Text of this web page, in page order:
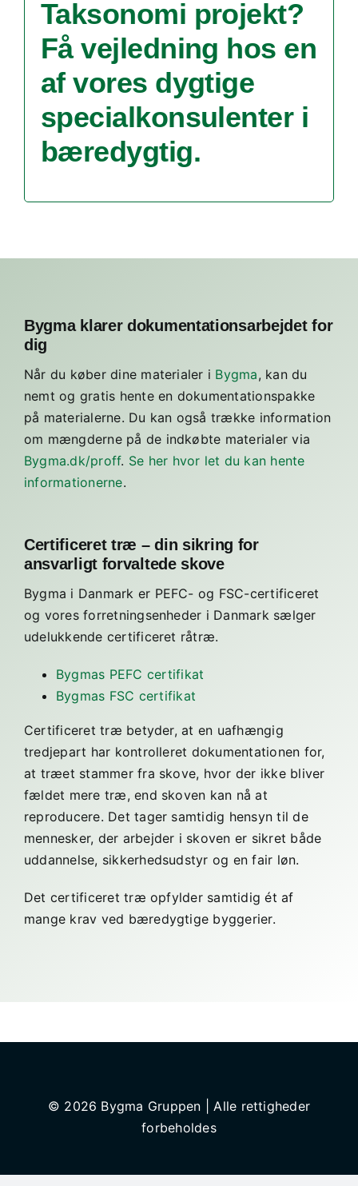
Taksonomi projekt?
Få vejledning hos en
af vores dygtige
specialkonsulenter i
bæredygtig.
Bygma klarer dokumentationsarbejdet for
dig
Når du køber dine materialer i Bygma, kan du
nemt og gratis hente en dokumentationspakke
på materialerne. Du kan også trække information
om mængderne på de indkøbte materialer via
Bygma.dk/proff. Se her hvor let du kan hente
informationerne.
Certificeret træ – din sikring for
ansvarligt forvaltede skove
Bygma i Danmark er PEFC- og FSC-certificeret
og vores forretningsenheder i Danmark sælger
udelukkende certificeret råtræ.
Bygmas PEFC certifikat
Bygmas FSC certifikat
Certificeret træ betyder, at en uafhængig
tredjepart har kontrolleret dokumentationen for,
at træet stammer fra skove, hvor der ikke bliver
fældet mere træ, end skoven kan nå at
reproducere. Det tager samtidig hensyn til de
mennesker, der arbejder i skoven er sikret både
uddannelse, sikkerhedsudstyr og en fair løn.
Det certificeret træ opfylder samtidig ét af
mange krav ved bæredygtige byggerier.
© 2026 Bygma Gruppen | Alle rettigheder
forbeholdes